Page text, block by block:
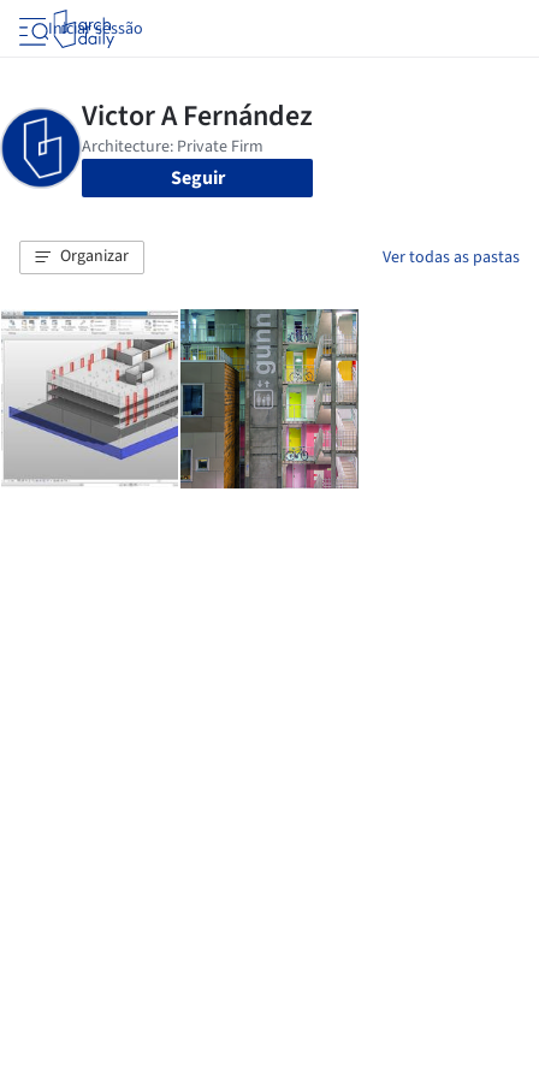
Iniciar sessão
Seguir
Organizar Ver todas as pastas